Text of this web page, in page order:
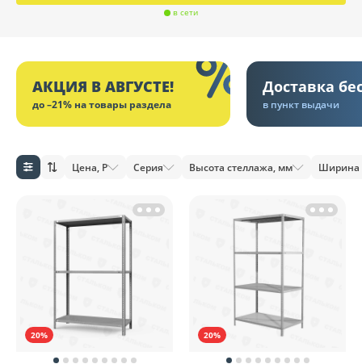
в сети
АКЦИЯ В АВГУСТЕ!
до –21% на товары раздела
Доставка
в пункт выдачи
Цена, Р Серия Высота стеллажа, мм Ширина
20% 20%